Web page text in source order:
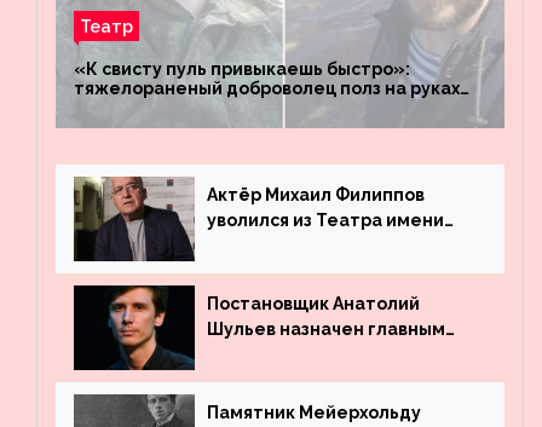
Театр
«К свисту пуль привыкаешь быстро»:
тяжелораненый доброволец полз на руках
четыре километра через заминированное
поле
Актёр Михаил Филиппов
уволился из Театра имени
Постановщик Анатолий
Шульев назначен главным
Вахтангова
Памятник Мейерхольду